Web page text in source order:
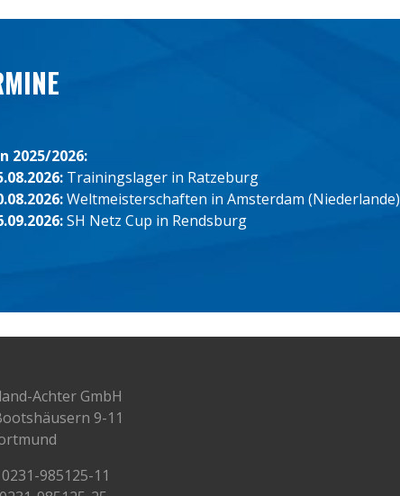
2025/2026:
Trainingslager in Ratzeburg
Weltmeisterschaften in Amsterdam (Niederlande)
SH Netz Cup in Rendsburg
Achter GmbH
9-11
0231-985125-11